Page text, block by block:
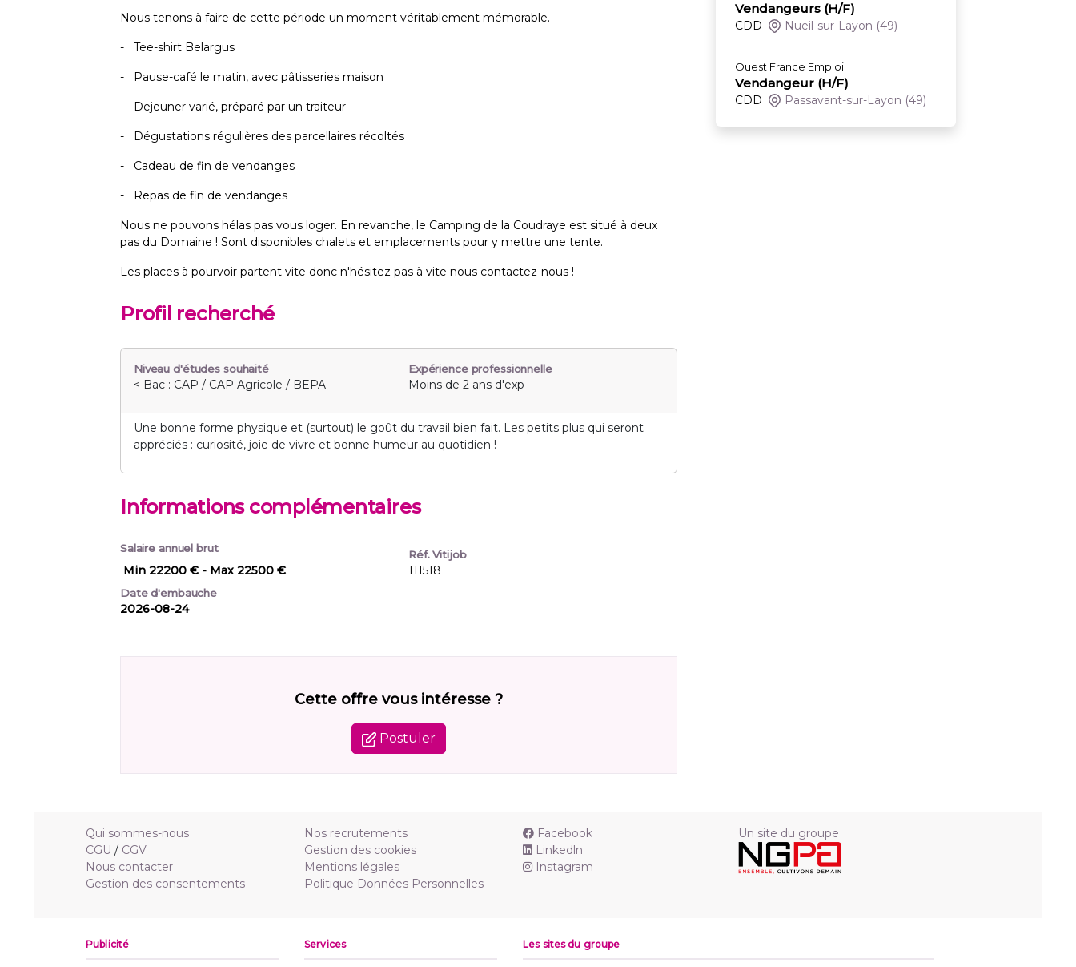
Nous tenons à faire de cette période un moment véritablement mémorable.
- Tee-shirt Belargus
- Pause-café le matin, avec pâtisseries maison
- Dejeuner varié, préparé par un traiteur
- Dégustations régulières des parcellaires récoltés
- Cadeau de fin de vendanges
- Repas de fin de vendanges
Nous ne pouvons hélas pas vous loger. En revanche, le Camping de la Coudraye est situé à deux
pas du Domaine ! Sont disponibles chalets et emplacements pour y mettre une tente.
Les places à pourvoir partent vite donc n'hésitez pas à vite nous contactez-nous !
Profil recherché
Niveau d'études souhaité
< Bac : CAP / CAP Agricole / BEPA
Expérience professionnelle
Moins de 2 ans d'exp
Une bonne forme physique et (surtout) le goût du travail bien fait. Les petits plus qui seront
appréciés : curiosité, joie de vivre et bonne humeur au quotidien !
Informations complémentaires
Salaire annuel brut
Min 22200 € - Max 22500 €
Date d'embauche
2026-08-24
Réf. Vitijob
111518
Cette offre vous intéresse ?
Postuler
Vendangeurs (H/F)
CDD Nueil-sur-Layon (49)
Ouest France Emploi
Vendangeur (H/F)
CDD Passavant-sur-Layon (49)
Qui sommes-nous
CGU / CGV
Nous contacter
Gestion des consentements
Nos recrutements
Gestion des cookies
Mentions légales
Politique Données Personnelles
Facebook
Linkedln
Instagram
Un site du groupe
Publicité Services Les sites du groupe